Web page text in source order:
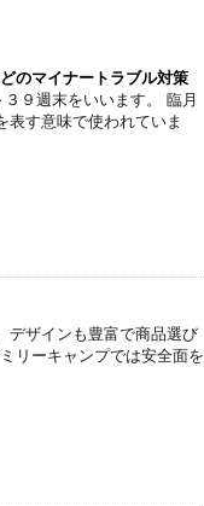
のマイナートラブル対策
９週末をいいます。 臨月
表す意味で使われていま
デザインも豊富で商品選び
リーキャンプでは安全面を